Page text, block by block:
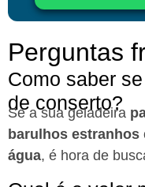
Perguntas
Como saber
de conserto?
Se a sua geladeira
barulhos estranhos
água, é hora de